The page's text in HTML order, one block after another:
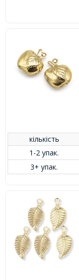
кількість
1-2 упак.
3+ упак.